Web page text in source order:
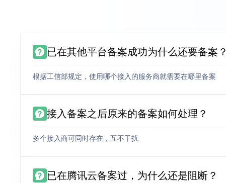
已在其他平台备案成功为什么还要备案？
根据工信部规定，使用哪个接入的服务商就需要在哪里备案
接入备案之后原来的备案如何处理？
多个接入商可同时存在，互不干扰
已在腾讯云备案过，为什么还是阻断？